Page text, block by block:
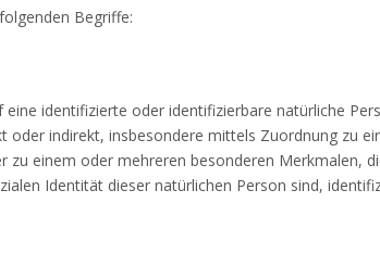
Begriffe:
identifizierte oder identifizierbare natürliche
indirekt, insbesondere mittels Zuordnung zu
einem oder mehreren besonderen Merkmalen,
Identität dieser natürlichen Person sind,